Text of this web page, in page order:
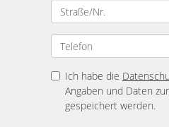
Ich habe die
Angaben und Daten
gespeichert werden.